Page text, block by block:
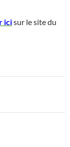
icisur le site du